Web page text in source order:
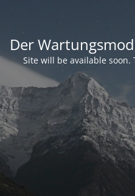
Der
Site will be available soon.